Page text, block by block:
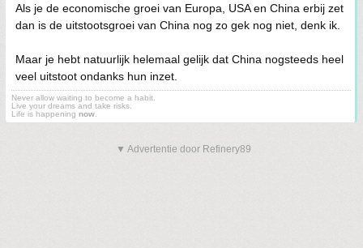
Als je de economische groei van Europa, USA en China erbij zet
dan is de uitstootsgroei van China nog zo gek nog niet, denk ik.
Maar je hebt natuurlijk helemaal gelijk dat China nogsteeds heel
veel uitstoot ondanks hun inzet.
Never allow waiting to become a habit.
Live your dreams and take risks.
Life is happening now
▼ Advertentie door Refinery89